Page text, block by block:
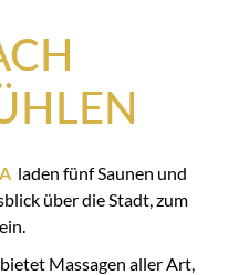
laden fünf Saunen und
über die Stadt, zum
Massagen aller Art,